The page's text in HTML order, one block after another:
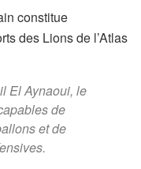
constitue
des Lions de l’Atlas
El Aynaoui, le
de
et de